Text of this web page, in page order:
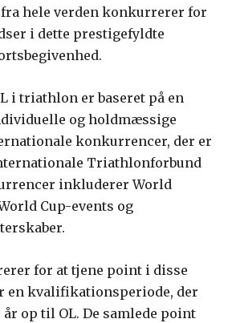
hele verden konkurrerer for
i dette prestigefyldte
i triathlon er baseret på en
og holdmæssige
konkurrencer, der er
Triathlonforbund
inkluderer World
Cup-events og
for at tjene point i disse
en kvalifikationsperiode, der
op til OL. De samlede point